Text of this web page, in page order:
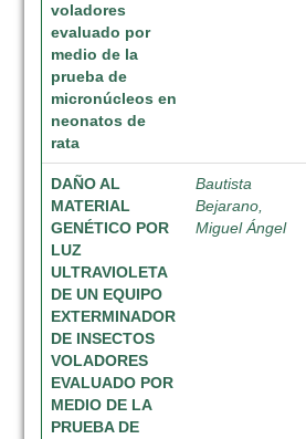
voladores
evaluado por
medio de la
prueba de
micronúcleos en
neonatos de
rata
DAÑO AL
MATERIAL
GENÉTICO POR
LUZ
ULTRAVIOLETA
DE UN EQUIPO
EXTERMINADOR
DE INSECTOS
VOLADORES
EVALUADO POR
MEDIO DE LA
PRUEBA DE
Bautista
Bejarano,
Miguel Ángel